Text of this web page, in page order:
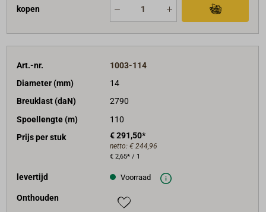
kopen
Art.-nr.
1003-114
Diameter (mm)
14
Breuklast (daN)
2790
Spoellengte (m)
110
Prijs per stuk
€ 291,50*
netto: € 244,96
€ 2,65* / 1
levertijd Voorraad
Onthouden